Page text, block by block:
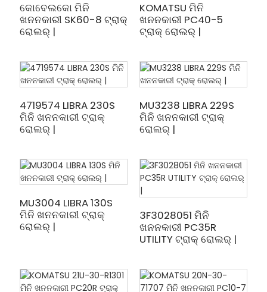
କୋବେଲକୋ ମିନି
ଖନନକାରୀ SK60-8 ଟ୍ରାକ୍
ରୋଲର୍ |
KOMATSU ମିନି
ଖନନକାରୀ PC40-5
ଟ୍ରାକ୍ ରୋଲର୍ |
4719574 LIBRA 230S
ମିନି ଖନନକାରୀ ଟ୍ରାକ୍
ରୋଲର୍ |
MU3238 LIBRA 229S
ମିନି ଖନନକାରୀ ଟ୍ରାକ୍
ରୋଲର୍ |
MU3004 LIBRA 130S
ମିନି ଖନନକାରୀ ଟ୍ରାକ୍
ରୋଲର୍ |
3F3028051 ମିନି
ଖନନକାରୀ PC35R
UTILITY ଟ୍ରାକ୍ ରୋଲର୍ |